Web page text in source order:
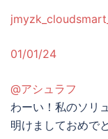
01/01/24
@アシュラフ
わーい！私のソリ
明けましておめで